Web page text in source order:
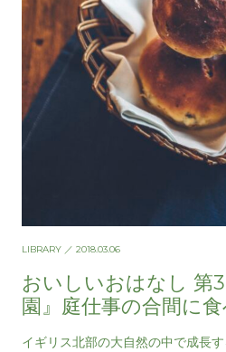
LIBRARY ／ 2018.03.06
おいしいおはなし 第
園』庭仕事の合間に
うパン
イギリス北部の大自然の中で成長